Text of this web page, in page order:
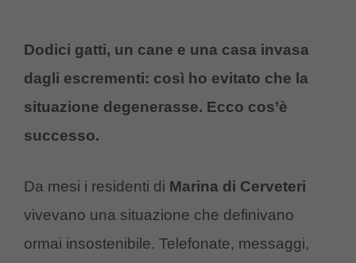
Dodici gatti, un cane e una casa invasa
dagli escrementi: così ho evitato che la
situazione degenerasse. Ecco cos’è
successo.
Da mesi i residenti di Marina di Cerveteri
vivevano una situazione che definivano
ormai insostenibile. Telefonate, messaggi,